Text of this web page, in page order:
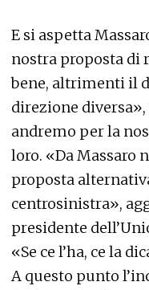
E si aspetta
nostra proposta
bene, altrimenti il
direzione
andremo per la
loro. «Da Massaro
proposta
centrosinistra»,
presidente
«Se ce l’ha, ce la
A questo punto